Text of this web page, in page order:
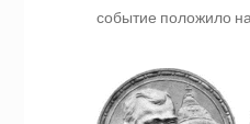
событие положило